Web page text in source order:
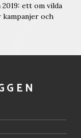
ett om vilda
och